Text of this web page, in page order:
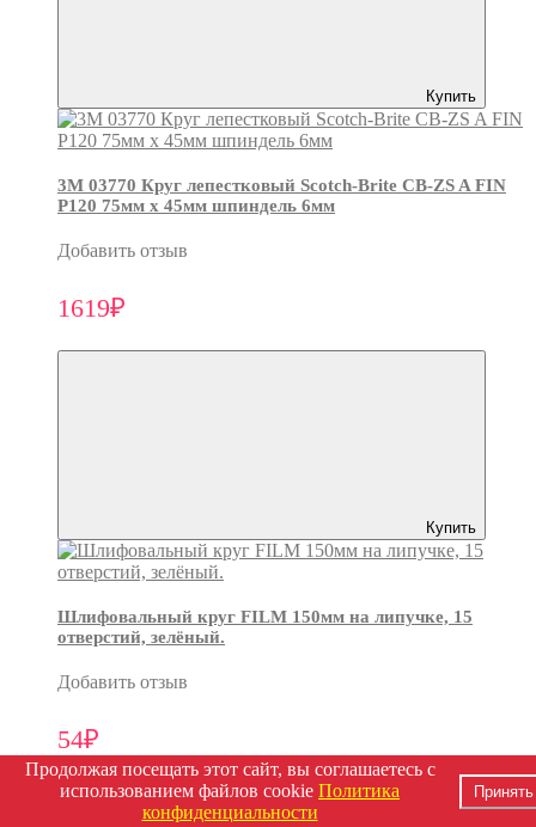
Купить
3М 03770 Круг лепестковый Scotch-Brite CB-ZS A FIN
P120 75мм х 45мм шпиндель 6мм
Добавить отзыв
1619₽
Купить
Шлифовальный круг FILM 150мм на липучке, 15
отверстий, зелёный.
Добавить отзыв
54₽
Продолжая посещать этот сайт, вы соглашаетесь с
использованием файлов cookie Политика
конфиденциальности
Принять